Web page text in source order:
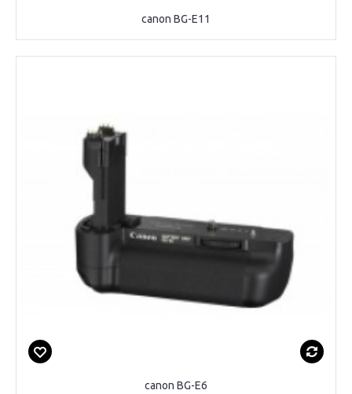
canon BG-E11
canon BG-E6